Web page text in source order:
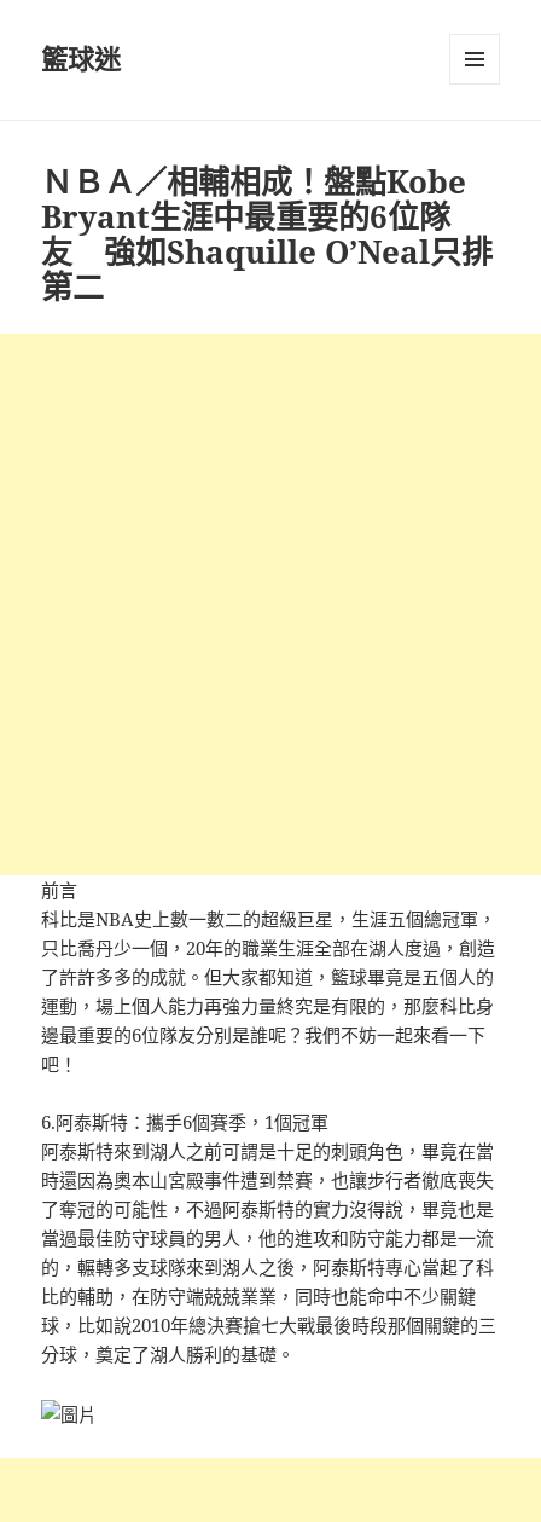
籃球迷
ＮＢＡ／相輔相成！盤點Kobe
Bryant生涯中最重要的6位隊
友 強如Shaquille O’Neal只排
第二
前言
科比是NBA史上數一數二的超級巨星，生涯五個總冠軍，
只比喬丹少一個，20年的職業生涯全部在湖人度過，創造
了許許多多的成就。但大家都知道，籃球畢竟是五個人的
運動，場上個人能力再強力量終究是有限的，那麼科比身
邊最重要的6位隊友分別是誰呢？我們不妨一起來看一下
吧！
6.阿泰斯特：攜手6個賽季，1個冠軍
阿泰斯特來到湖人之前可謂是十足的刺頭角色，畢竟在當
時還因為奧本山宮殿事件遭到禁賽，也讓步行者徹底喪失
了奪冠的可能性，不過阿泰斯特的實力沒得說，畢竟也是
當過最佳防守球員的男人，他的進攻和防守能力都是一流
的，輾轉多支球隊來到湖人之後，阿泰斯特專心當起了科
比的輔助，在防守端兢兢業業，同時也能命中不少關鍵
球，比如說2010年總決賽搶七大戰最後時段那個關鍵的三
分球，奠定了湖人勝利的基礎。